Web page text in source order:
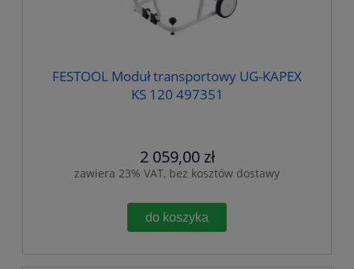
FESTOOL Moduł transportowy UG-KAPEX
KS 120 497351
2 059,00 zł
zawiera 23% VAT, bez kosztów dostawy
do koszyka